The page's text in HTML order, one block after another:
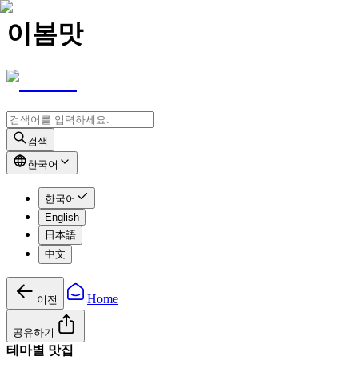
이봄맛
검색
한국어
한국어
English
日本語
中文
이전 Home
공유하기
테마별 맛집